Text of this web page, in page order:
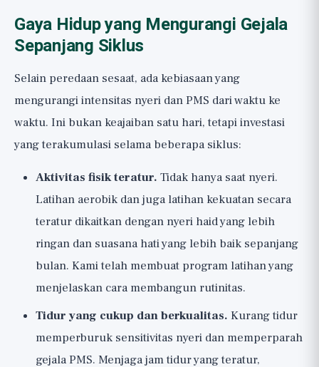
Gaya Hidup yang Mengurangi Gejala
Sepanjang Siklus
Selain peredaan sesaat, ada kebiasaan yang
mengurangi intensitas nyeri dan PMS dari waktu ke
waktu. Ini bukan keajaiban satu hari, tetapi investasi
yang terakumulasi selama beberapa siklus:
Aktivitas fisik teratur. Tidak hanya saat nyeri.
Latihan aerobik dan juga latihan kekuatan secara
teratur dikaitkan dengan nyeri haid yang lebih
ringan dan suasana hati yang lebih baik sepanjang
bulan. Kami telah membuat program latihanyang
menjelaskan cara membangun rutinitas.
Tidur yang cukup dan berkualitas. Kurang tidur
memperburuk sensitivitas nyeri dan memperparah
gejala PMS. Menjaga jam tidur yang teratur,